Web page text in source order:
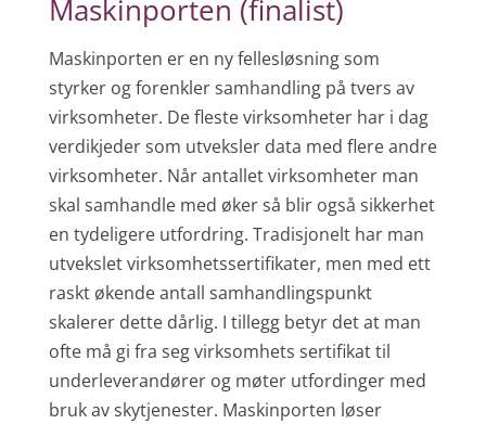
Maskinporten (finalist)
Maskinporten er en ny fellesløsning som
styrker og forenkler samhandling på tvers av
virksomheter. De fleste virksomheter har i dag
verdikjeder som utveksler data med flere andre
virksomheter. Når antallet virksomheter man
skal samhandle med øker så blir også sikkerhet
en tydeligere utfordring. Tradisjonelt har man
utvekslet virksomhetssertifikater, men med ett
raskt økende antall samhandlingspunkt
skalerer dette dårlig. I tillegg betyr det at man
ofte må gi fra seg virksomhets sertifikat til
underleverandører og møter utfordinger med
bruk av skytjenester. Maskinporten løser